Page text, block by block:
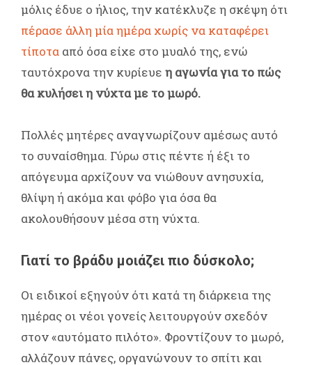
μόλις έδυε ο ήλιος, την κατέκλυζε η σκέψη ότι
πέρασε άλλη μία ημέρα χωρίς να καταφέρει
τίποτα από όσα είχε στο μυαλό της, ενώ
ταυτόχρονα την κυρίευε η αγωνία για το πώς
θα κυλήσει η νύχτα με το μωρό.
Πολλές μητέρες αναγνωρίζουν αμέσως αυτό
το συναίσθημα. Γύρω στις πέντε ή έξι το
απόγευμα αρχίζουν να νιώθουν ανησυχία,
θλίψη ή ακόμα και φόβο για όσα θα
ακολουθήσουν μέσα στη νύχτα.
Γιατί το βράδυ μοιάζει πιο δύσκολο;
Οι ειδικοί εξηγούν ότι κατά τη διάρκεια της
ημέρας οι νέοι γονείς λειτουργούν σχεδόν
στον «αυτόματο πιλότο». Φροντίζουν το μωρό,
αλλάζουν πάνες, οργανώνουν το σπίτι και